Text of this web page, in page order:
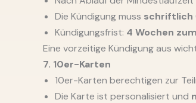
Die Kündigung muss schriftlich
Kündigungsfrist: 4 Wochen
Eine vorzeitige Kündigung aus
7. 10er-Karten
10er-Karten berechtigen zur
Die Karte ist personalisiert und